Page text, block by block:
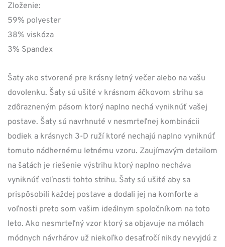
Zloženie:
59% polyester
38% viskóza
3% Spandex
Šaty ako stvorené pre krásny letný večer alebo na vašu
dovolenku. Šaty sú ušité v krásnom áčkovom strihu sa
zdôrazneným pásom ktorý naplno nechá vyniknúť vašej
postave. Šaty sú navrhnuté v nesmrteľnej kombinácii
bodiek a krásnych 3-D ruží ktoré nechajú naplno vyniknúť
tomuto nádhernému letnému vzoru. Zaujímavým detailom
na šatách je riešenie výstrihu ktorý naplno necháva
vyniknúť voľnosti tohto strihu. Šaty sú ušité aby sa
prispôsobili každej postave a dodali jej na komforte a
voľnosti preto som vašim ideálnym spoločníkom na toto
leto. Ako nesmrteľný vzor ktorý sa objavuje na mólach
módnych návrhárov už niekoľko desaťročí nikdy nevyjdú z